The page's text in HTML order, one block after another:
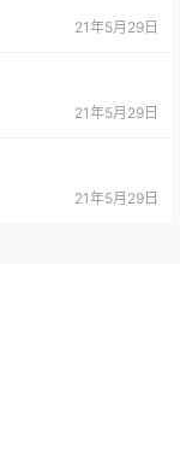
21年5月29日
21年5月29日
21年5月29日